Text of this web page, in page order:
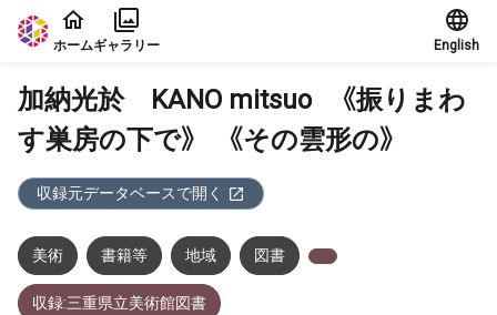
本文に飛ぶ
ホームギャラリー English
加納光於 KANO mitsuo 《振りまわ
す巣房の下で》 《その雲形の》
収録元データベースで開く
美術 書籍等 地域 図書
収録:三重県立美術館図書